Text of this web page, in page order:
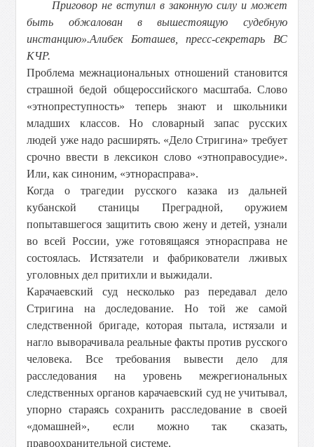
Приговор не вступил в законную силу и может
быть обжалован в вышестоящую судебную
инстанцию».АлибекБоташев, пресс-секретарь ВС
КЧР.
Проблема межнациональных отношений становится
страшной бедой общероссийского масштаба. Слово
«этнопреступность» теперь знают и школьники
младших классов. Но словарный запас русских
людей уже надо расширять. «Дело Стригина» требует
срочно ввести в лексикон слово «этноправосудие».
Или, как синоним, «этнорасправа».
Когда о трагедии русского казака из дальней
кубанской станицы Преградной, оружием
попытавшегося защитить свою жену и детей, узнали
во всей России, уже готовящаяся этнорасправа не
состоялась. Истязатели и фабрикователи лживых
уголовных дел притихли и выжидали.
Карачаевский суд несколько раз передавал дело
Стригина на доследование. Но той же самой
следственной бригаде, которая пытала, истязали и
нагло выворачивала реальные факты против русского
человека. Все требования вывести дело для
расследования на уровень межрегиональных
следственных органов карачаевский суд не учитывал,
упорно стараясь сохранить расследование в своей
«домашней», если можно так сказать,
правоохранительной системе.